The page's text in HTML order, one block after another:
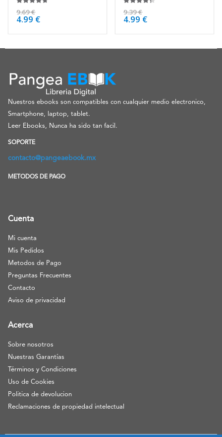
9.69€
4.99 €
9.39€
4.99 €
Nuestros ebooks son compatibles con cualquier medio electronico,
Smartphone, laptop, tablet.
Leer Ebooks, Nunca ha sido tan facil.
SOPORTE
contacto@pangeaebook.mx
METODOS DE PAGO
Cuenta
Mi cuenta
Mis Pedidos
Metodos de Pago
Preguntas Frecuentes
Contacto
Aviso de privacidad
Acerca
Sobre nosotros
Nuestras Garantías
Términos y Condiciones
Uso de Cookies
Politica de devolucion
Reclamaciones de propiedad intelectual